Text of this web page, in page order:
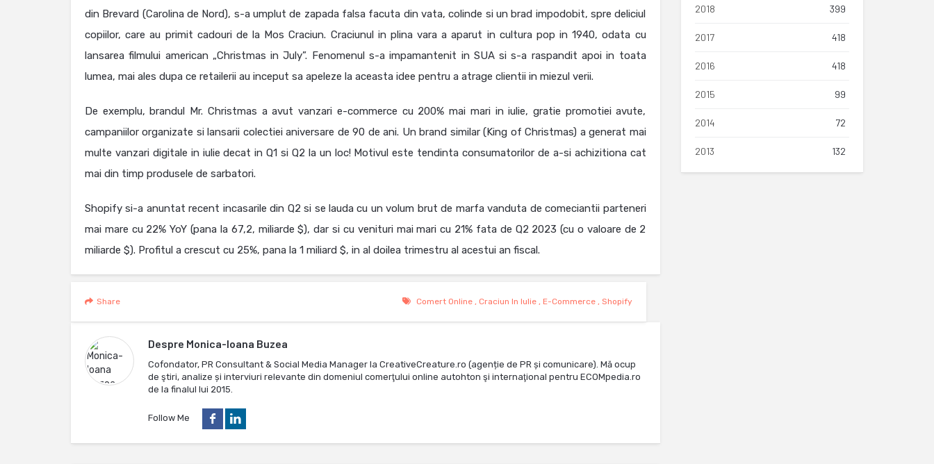
din Brevard (Carolina de Nord), s-a umplut de zapada falsa facuta din vata, colinde si un brad impodobit, spre deliciul
copiilor, care au primit cadouri de la Mos Craciun. Craciunul in plina vara a aparut in cultura pop in 1940, odata cu
lansarea filmului american „Christmas in July”. Fenomenul s-a impamantenit in SUA si s-a raspandit apoi in toata
lumea, mai ales dupa ce retailerii au inceput sa apeleze la aceasta idee pentru a atrage clientii in miezul verii.
De exemplu, brandul Mr. Christmas a avut vanzari e-commerce cu 200% mai mari in iulie, gratie promotiei avute,
campaniilor organizate si lansarii colectiei aniversare de 90 de ani. Un brand similar (King of Christmas) a generat mai
multe vanzari digitale in iulie decat in Q1 si Q2 la un loc! Motivul este tendinta consumatorilor de a-si achizitiona cat
mai din timp produsele de sarbatori.
Shopify si-a anuntat recent incasarile din Q2 si se lauda cu un volum brut de marfa vanduta de comeciantii parteneri
mai mare cu 22% YoY (pana la 67,2, miliarde $), dar si cu venituri mai mari cu 21% fata de Q2 2023 (cu o valoare de 2
miliarde $). Profitul a crescut cu 25%, pana la 1 miliard $, in al doilea trimestru al acestui an fiscal.
Comert Online, Craciun In Iulie, E-Commerce, Shopify
Share
Despre Monica-Ioana Buzea
Cofondator, PR Consultant & Social Media Manager la CreativeCreature.ro (agenție de PR și comunicare). Mă ocup
de ştiri, analize și interviuri relevante din domeniul comerţului online autohton şi internaţional pentru ECOMpedia.ro
de la finalul lui 2015.
Follow Me
2018 399
2017 418
2016 418
2015 99
2014 72
2013 132